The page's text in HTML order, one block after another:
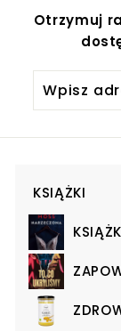
Otrzymuj
adres
KSIĄŻKI
Expand
submenu
Expand
submenu
Expand
submenu
Expand